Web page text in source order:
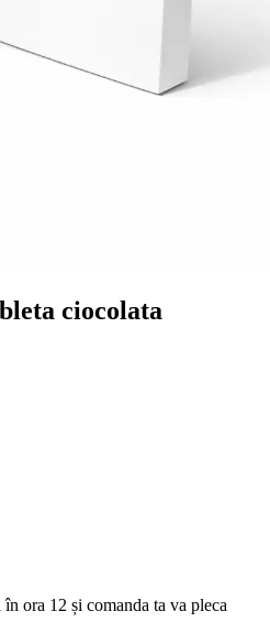
ciocolata
în ora 12 și comanda ta va pleca